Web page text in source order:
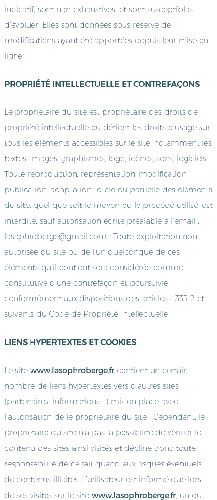
indicatif, sont non exhaustives, et sont susceptibles
d’évoluer. Elles sont données sous réserve de
modifications ayant été apportées depuis leur mise en
ligne.
PROPRIÉTÉ INTELLECTUELLE ET CONTREFAÇONS
Le proprietaire du site est propriétaire des droits de
propriété intellectuelle ou détient les droits d’usage sur
tous les éléments accessibles sur le site, notamment les
textes, images, graphismes, logo, icônes, sons, logiciels…
Toute reproduction, représentation, modification,
publication, adaptation totale ou partielle des éléments
du site, quel que soit le moyen ou le procédé utilisé, est
interdite, sauf autorisation écrite préalable à l’email :
lasophroberge@gmail.com . Toute exploitation non
autorisée du site ou de l’un quelconque de ces
éléments qu’il contient sera considérée comme
constitutive d’une contrefaçon et poursuivie
conformément aux dispositions des articles L.335-2 et
suivants du Code de Propriété Intellectuelle.
LIENS HYPERTEXTES ET COOKIES
Le site www.lasophroberge.frcontient un certain
nombre de liens hypertextes vers d’autres sites
(partenaires, informations …) mis en place avec
l’autorisation de le proprietaire du site . Cependant, le
proprietaire du site n’a pas la possibilité de vérifier le
contenu des sites ainsi visités et décline donc toute
responsabilité de ce fait quand aux risques éventuels
de contenus illicites. L’utilisateur est informé que lors
de ses visites sur le site www.lasophroberge.fr, un ou